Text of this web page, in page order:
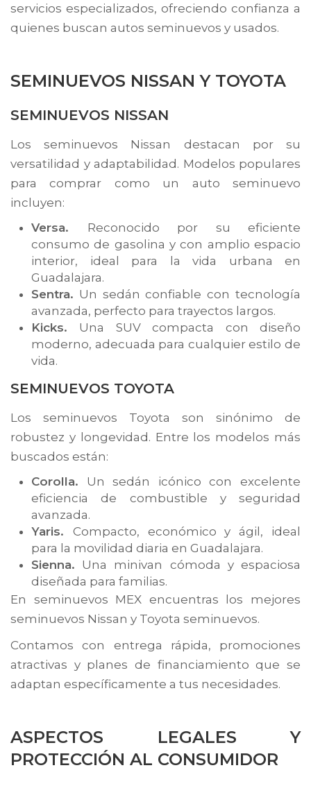
servicios especializados, ofreciendo confianza a
quienes buscan autos seminuevos y usados.
SEMINUEVOS NISSAN Y TOYOTA
SEMINUEVOS NISSAN
Los seminuevos Nissan destacan por su
versatilidad y adaptabilidad. Modelos populares
para comprar como un auto seminuevo
incluyen:
Versa. Reconocido por su eficiente
consumo de gasolina y con amplio espacio
interior, ideal para la vida urbana en
Guadalajara.
Sentra. Un sedán confiable con tecnología
avanzada, perfecto para trayectos largos.
Kicks. Una SUV compacta con diseño
moderno, adecuada para cualquier estilo de
vida.
SEMINUEVOS TOYOTA
Los seminuevos Toyota son sinónimo de
robustez y longevidad. Entre los modelos más
buscados están:
Corolla. Un sedán icónico con excelente
eficiencia de combustible y seguridad
avanzada.
Yaris. Compacto, económico y ágil, ideal
para la movilidad diaria en Guadalajara.
Sienna. Una minivan cómoda y espaciosa
diseñada para familias.
En seminuevos MEX encuentras los mejores
seminuevos Nissan y Toyota seminuevos.
Contamos con entrega rápida, promociones
atractivas y planes de financiamiento que se
adaptan específicamente a tus necesidades.
ASPECTOS LEGALES Y
PROTECCIÓN AL CONSUMIDOR